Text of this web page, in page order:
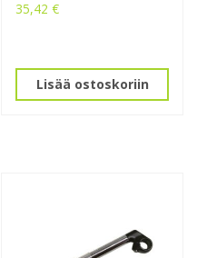
35,42€
Lisää ostoskoriin